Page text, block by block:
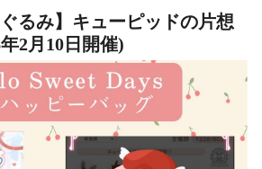
るみ】キューピッドの片想
2月10日開催)